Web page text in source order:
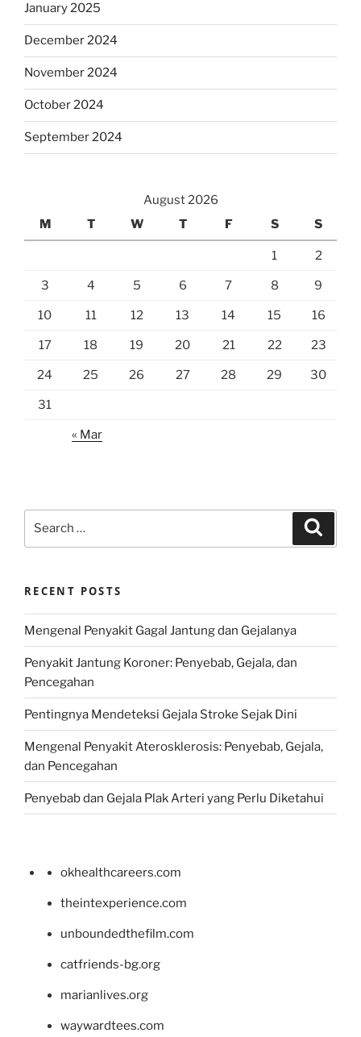
January 2025
December 2024
November 2024
October 2024
September 2024
August 2026
M
T W T F S S
1 2
3 4 5 6 7 8 9
10 11 12 13 14 15 16
17 18 19 20 21 22 23
24 25 26 27 28 29 30
31
« Mar
RECENT POSTS
Mengenal Penyakit Gagal Jantung dan Gejalanya
Penyakit Jantung Koroner: Penyebab, Gejala, dan
Pencegahan
Pentingnya Mendeteksi Gejala Stroke Sejak Dini
Mengenal Penyakit Aterosklerosis: Penyebab, Gejala,
dan Pencegahan
Penyebab dan Gejala Plak Arteri yang Perlu Diketahui
okhealthcareers.com
theintexperience.com
unboundedthefilm.com
catfriends-bg.org
marianlives.org
waywardtees.com